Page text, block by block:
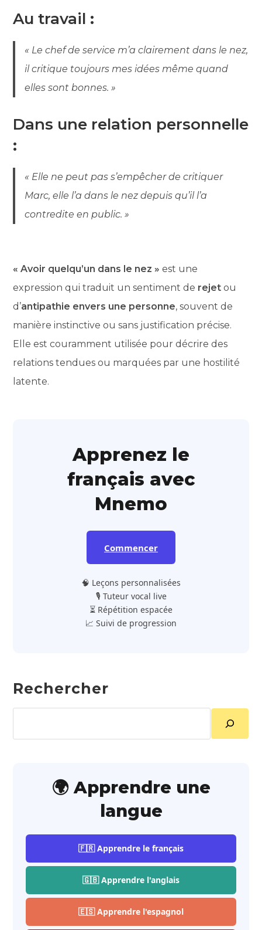
Au travail :
« Le chef de service m’a clairement dans le nez,
il critique toujours mes idées même quand
elles sont bonnes. »
Dans une relation personnelle
:
« Elle ne peut pas s’empêcher de critiquer
Marc, elle l’a dans le nez depuis qu’il l’a
contredite en public. »
« Avoir quelqu’un dans le nez » est une
expression qui traduit un sentiment de rejet ou
d’antipathie envers une personne, souvent de
manière instinctive ou sans justification précise.
Elle est couramment utilisée pour décrire des
relations tendues ou marquées par une hostilité
latente.
Apprenez le
français avec
Mnemo
Commencer
🧠 Leçons personnalisées
🎙️ Tuteur vocal live
⏳ Répétition espacée
📈 Suivi de progression
Rechercher
🌍 Apprendre une
langue
🇫🇷 Apprendre le français
🇬🇧 Apprendre l'anglais
🇪🇸 Apprendre l'espagnol